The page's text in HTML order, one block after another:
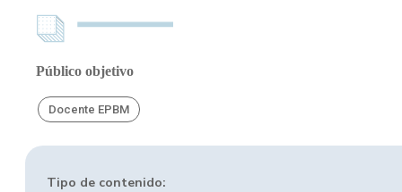
Público objetivo
Docente EPBM
Tipo de contenido: